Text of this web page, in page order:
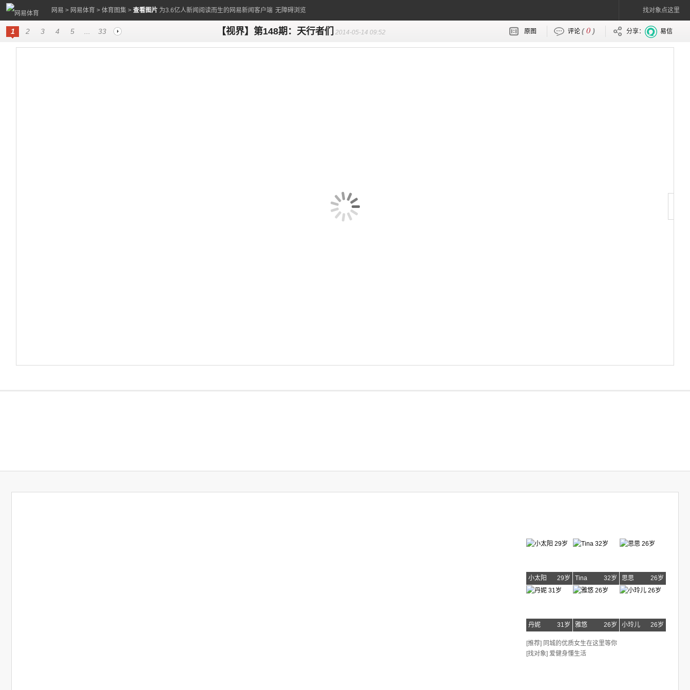
网易 > 网易体育 > 体育图集 > 查看图片 为3.6亿人新闻阅读而生的网易新闻客户端 无障碍浏览 找对象点这里
1 2 3 4 5 33 【视界】第148期：天行者们 2014-05-14 09:52 原图 评论 (0 ) 分享： 易信
小太阳 29岁 Tina 32岁 思思 26岁
丹妮 31岁 雅悠 26岁 小玲儿 26岁
[推荐] 同城的优质女生在这里等你
[找对象] 爱健身懂生活